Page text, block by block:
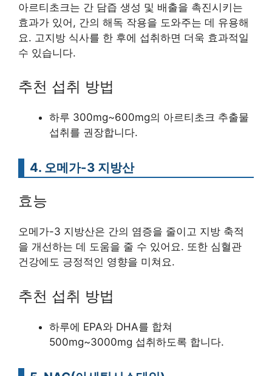
아르티초크는 간 담즙 생성 및 배출을 촉진시키는
효과가 있어, 간의 해독 작용을 도와주는 데 유용해
요. 고지방 식사를 한 후에 섭취하면 더욱 효과적일
수 있습니다.
추천 섭취 방법
하루 300mg~600mg의 아르티초크 추출물
섭취를 권장합니다.
4. 오메가-3 지방산
효능
오메가-3 지방산은 간의 염증을 줄이고 지방 축적
을 개선하는 데 도움을 줄 수 있어요. 또한 심혈관
건강에도 긍정적인 영향을 미쳐요.
추천 섭취 방법
하루에 EPA와 DHA를 합쳐
500mg~3000mg 섭취하도록 합니다.